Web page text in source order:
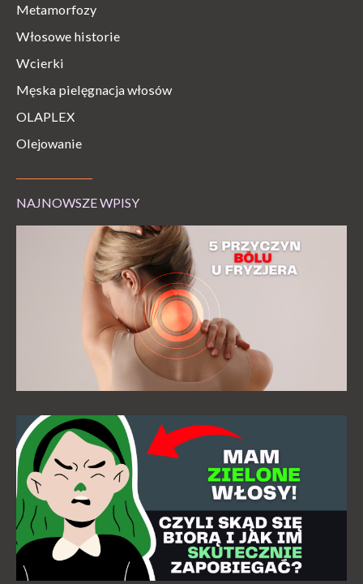
Metamorfozy
Włosowe historie
Wcierki
Męska pielęgnacja włosów
OLAPLEX
Olejowanie
NAJNOWSZE WPISY